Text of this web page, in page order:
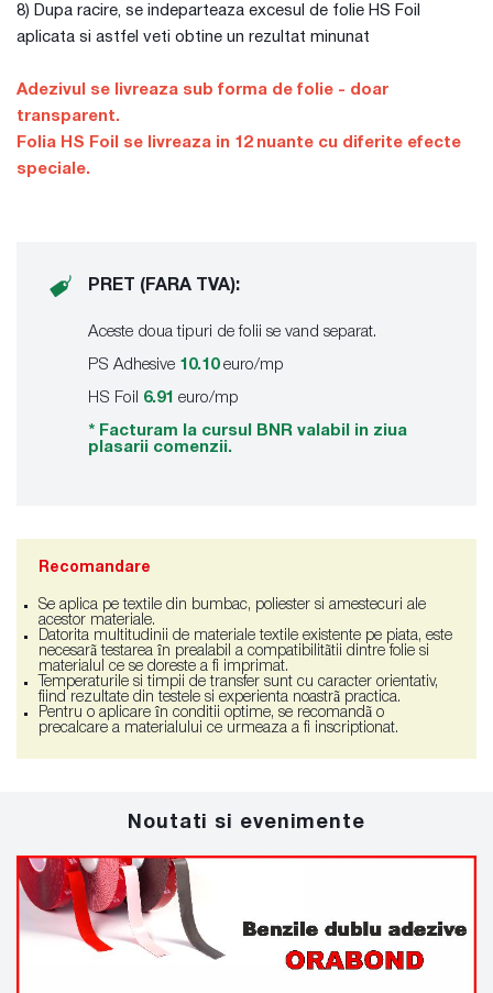
8) Dupa racire, se indeparteaza excesul de folie HS Foil
aplicata si astfel veti obtine un rezultat minunat
Adezivul se livreaza sub forma de folie - doar
transparent.
Folia HS Foil se livreaza in 12 nuante cu diferite efecte
speciale.
PRET (FARA TVA):
Aceste doua tipuri de folii se vand separat.
PS Adhesive 10.10euro/mp
HS Foil 6.91 euro/mp
* Facturam la cursul BNR valabil in ziua
plasarii comenzii.
Recomandare
Se aplica pe textile din bumbac, poliester si amestecuri ale
acestor materiale.
Datorita multitudinii de materiale textile existente pe piata, este
necesarã testarea în prealabil a compatibilitãtii dintre folie si
materialul ce se doreste a fi imprimat.
Temperaturile si timpii de transfer sunt cu caracter orientativ,
fiind rezultate din testele si experienta noastrã practica.
Pentru o aplicare în conditii optime, se recomandã o
precalcare a materialului ce urmeaza a fi inscriptionat.
Noutati si evenimente